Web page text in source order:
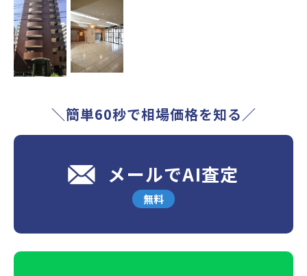
＼簡単60秒で相場価格を知る／
メールでAI査定
無料